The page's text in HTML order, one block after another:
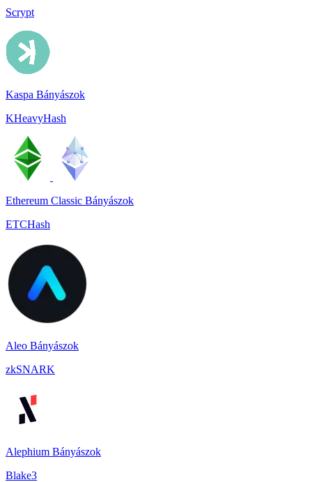
Scrypt
Kaspa Bányászok
KHeavyHash
Ethereum Classic Bányászok
ETCHash
Aleo Bányászok
zkSNARK
Alephium Bányászok
Blake3